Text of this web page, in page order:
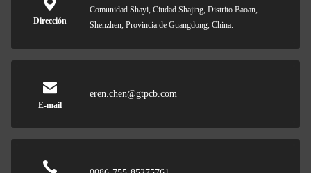
Dirección
Comunidad Shayi, Ciudad Shajing, Distrito Baoan,
Shenzhen, Provincia de Guangdong, China.
E-mail
eren.chen@gtpcb.com